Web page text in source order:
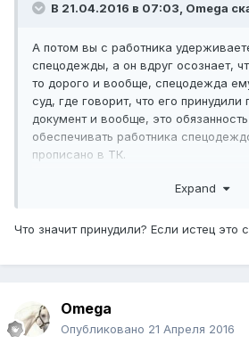
В 21.04.2016 в 07:03, Omega
А потом вы с работника
спецодежды, а он вдруг осознает,
то дорого и вообще, спецодежда
суд, где говорит, что его принудили
документ и вообще, это
обеспечивать работника
прописано в ТК.
Вы думаете у вас будут шансы
Expand
Что значит принудили? Если истец это
Omega
Опубликовано 21 Апреля 2016